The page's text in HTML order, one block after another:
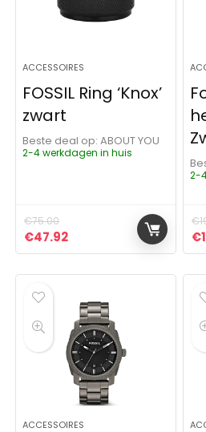
ACCESSOIRES
FOSSIL Ring ‘Knox’
zwart
Beste deal op:
ABOUT YOU
2-4 werkdagen in huis
€75.00
Oorspronkelijke prijs was:
€47.92Huidige prijs is:
2-
€
€
ACCESSOIRES